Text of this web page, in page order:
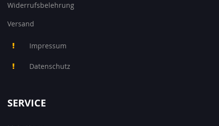
Widerrufsbelehrung
Versand
Impressum
Datenschutz
SERVICE